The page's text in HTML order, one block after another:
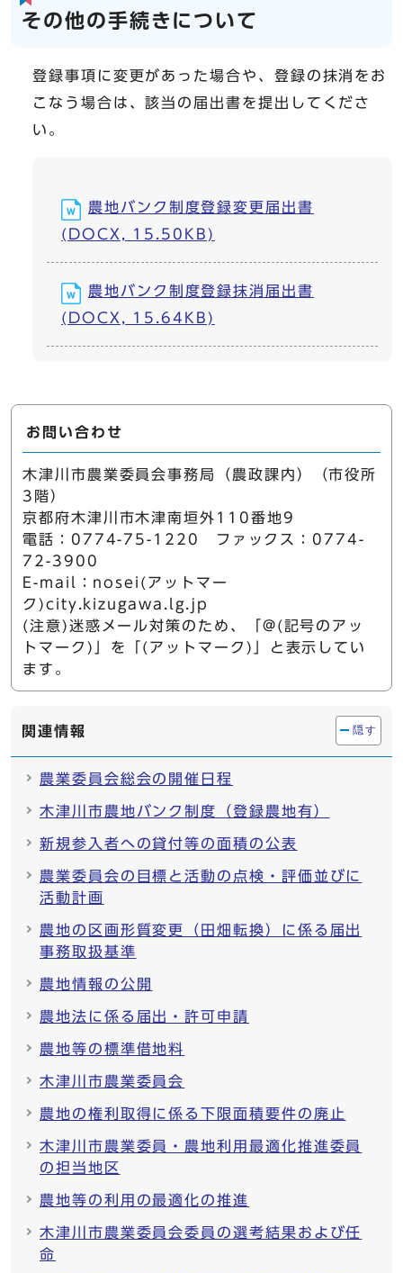
その他の手続きについて
登録事項に変更があった場合や、登録の抹消をお
こなう場合は、該当の届出書を提出してくださ
い。
農地バンク制度登録変更届出書
(DOCX, 15.50KB)
農地バンク制度登録抹消届出書
(DOCX, 15.64KB)
お問い合わせ
木津川市農業委員会事務局（農政課内）（市役所
3階）
京都府木津川市木津南垣外110番地9
電話：0774-75-1220 ファックス：0774-
72-3900
E-mail：nosei(アットマー
ク)city.kizugawa.lg.jp
(注意)迷惑メール対策のため、「@(記号のアッ
トマーク)」を「(アットマーク)」と表示してい
ます。
関連情報 隠す
農業委員会総会の開催日程
木津川市農地バンク制度（登録農地有）
新規参入者への貸付等の面積の公表
農業委員会の目標と活動の点検・評価並びに
活動計画
農地の区画形質変更（田畑転換）に係る届出
事務取扱基準
農地情報の公開
農地法に係る届出・許可申請
農地等の標準借地料
木津川市農業委員会
農地の権利取得に係る下限面積要件の廃止
木津川市農業委員・農地利用最適化推進委員
の担当地区
農地等の利用の最適化の推進
木津川市農業委員会委員の選考結果および任
命